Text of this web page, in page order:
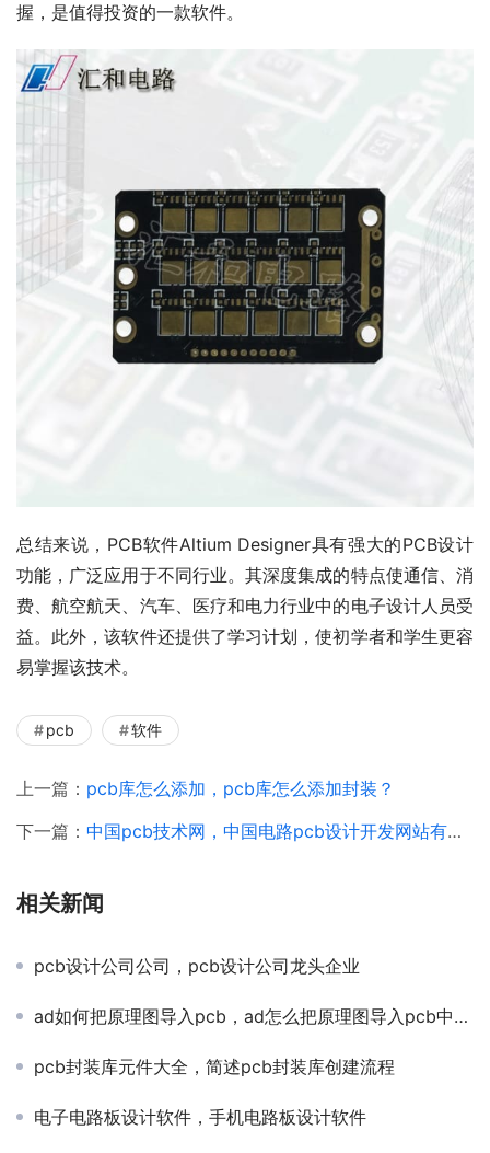
握，是值得投资的一款软件。
总结来说，PCB软件Altium Designer具有强大的PCB设计
功能，广泛应用于不同行业。其深度集成的特点使通信、消
费、航空航天、汽车、医疗和电力行业中的电子设计人员受
益。此外，该软件还提供了学习计划，使初学者和学生更容
易掌握该技术。
pcb 软件
上一篇： pcb库怎么添加，pcb库怎么添加封装？
下一篇： 中国pcb技术网，中国电路pcb设计开发网站有哪些
相关新闻
pcb设计公司公司，pcb设计公司龙头企业
ad如何把原理图导入pcb，ad怎么把原理图导入pcb中文？
pcb封装库元件大全，简述pcb封装库创建流程
电子电路板设计软件，手机电路板设计软件